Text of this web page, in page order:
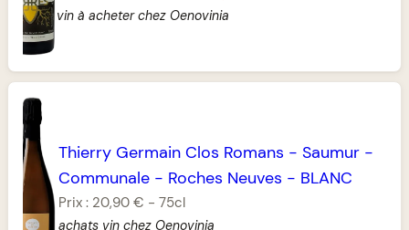
vin à acheter chez Oenovinia
Thierry Germain Clos Romans -Saumur -
Communale - Roches Neuves - BLANC
Prix : 20,90 € -75cl
achats vin chez Oenovinia